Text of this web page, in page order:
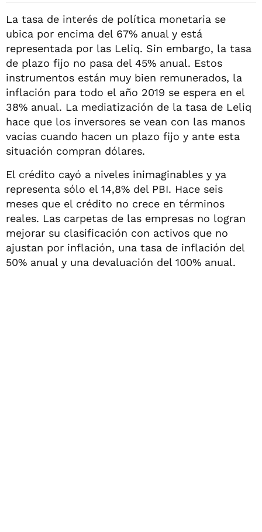
La tasa de interés de política monetaria se
ubica por encima del 67% anual y está
representada por las Leliq. Sin embargo, la tasa
de plazo fijo no pasa del 45% anual. Estos
instrumentos están muy bien remunerados, la
inflación para todo el año 2019 se espera en el
38% anual. La mediatización de la tasa de Leliq
hace que los inversores se vean con las manos
vacías cuando hacen un plazo fijo y ante esta
situación compran dólares.
El crédito cayó a niveles inimaginables y ya
representa sólo el 14,8% del PBI. Hace seis
meses que el crédito no crece en términos
reales. Las carpetas de las empresas no logran
mejorar su clasificación con activos que no
ajustan por inflación, una tasa de inflación del
50% anual y una devaluación del 100% anual.